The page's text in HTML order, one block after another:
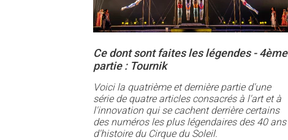
Ce dont sont faites les légendes - 4ème
partie : Tournik
Voici la quatrième et dernière partie d'une
série de quatre articles consacrés à l'art et à
l'innovation qui se cachent derrière certains
des numéros les plus légendaires des 40 ans
d'histoire du Cirque du Soleil.